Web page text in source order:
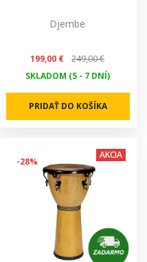
Djembe
199,00 €
249,00 €
SKLADOM (5 - 7 DNÍ)
PRIDAŤ DO KOŠÍKA
-28%
AKCIA